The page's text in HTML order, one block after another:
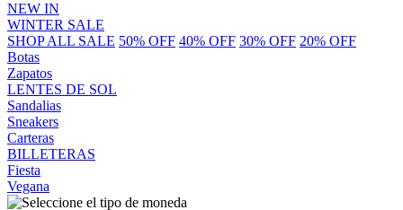
NEW IN
WINTER SALE
SHOP ALL SALE 50% OFF 40% OFF 30% OFF 20% OFF
Botas
Zapatos
LENTES DE SOL
Sandalias
Sneakers
Carteras
BILLETERAS
Fiesta
Vegana